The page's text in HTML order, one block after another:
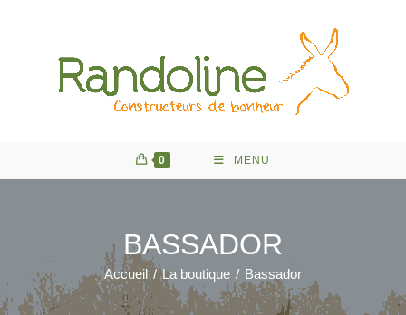
0 MENU
BASSADOR
Accueil / La boutique / Bassador